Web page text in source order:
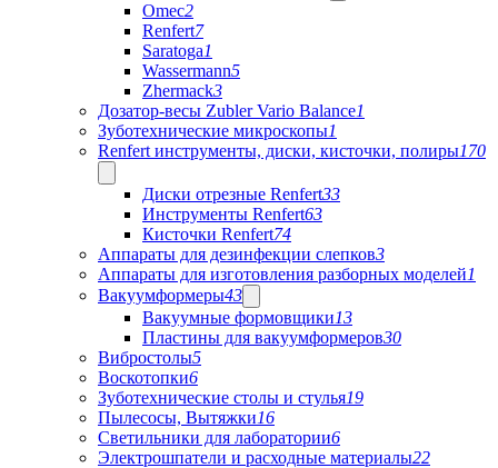
Omec2
Renfert7
Saratoga1
Wassermann5
Zhermack3
Дозатор-весы Zubler Vario Balance1
Зуботехнические микроскопы1
Renfert инструменты, диски, кисточки, полиры170
Диски отрезные Renfert33
Инструменты Renfert63
Кисточки Renfert74
Аппараты для дезинфекции слепков3
Аппараты для изготовления разборных моделей1
Вакуумформеры43
Вакуумные формовщики13
Пластины для вакуумформеров30
Вибростолы5
Воскотопки6
Зуботехнические столы и стулья19
Пылесосы, Вытяжки16
Светильники для лаборатории6
Электрошпатели и расходные материалы22